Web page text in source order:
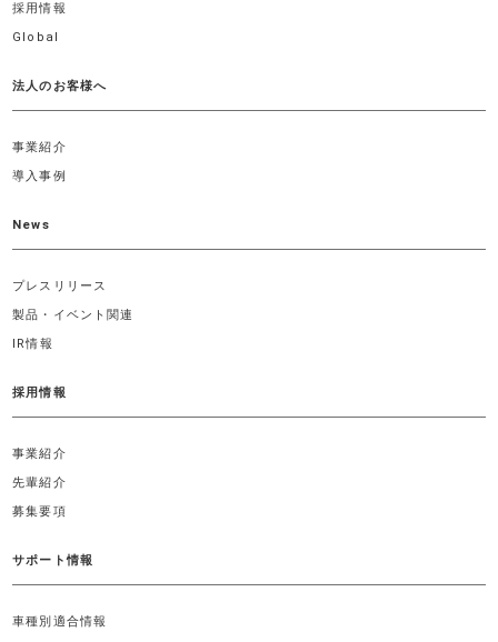
採用情報
Global
法人のお客様へ
事業紹介
導入事例
News
プレスリリース
製品・イベント関連
IR情報
採用情報
事業紹介
先輩紹介
募集要項
サポート情報
車種別適合情報